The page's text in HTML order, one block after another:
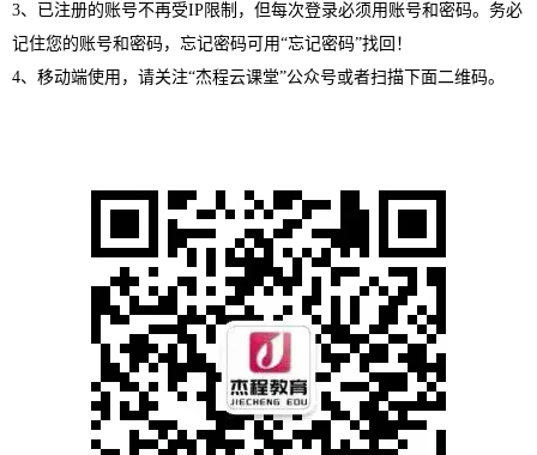
3、已注册的账号不再受IP限制，但每次登录必须用账号和密码。务必
记住您的账号和密码，忘记密码可用“忘记密码”找回！
4、移动端使用，请关注“杰程云课堂”公众号或者扫描下面二维码。